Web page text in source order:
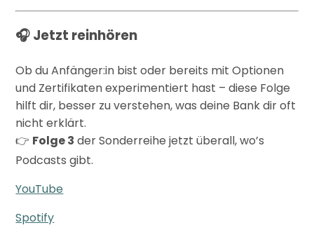
🎧 Jetzt reinhören
Ob du Anfänger:in bist oder bereits mit Optionen
und Zertifikaten experimentiert hast – diese Folge
hilft dir, besser zu verstehen, was deine Bank dir oft
nicht erklärt.
👉 Folge 3 der Sonderreihe jetzt überall, wo’s
Podcasts gibt.
YouTube
Spotify